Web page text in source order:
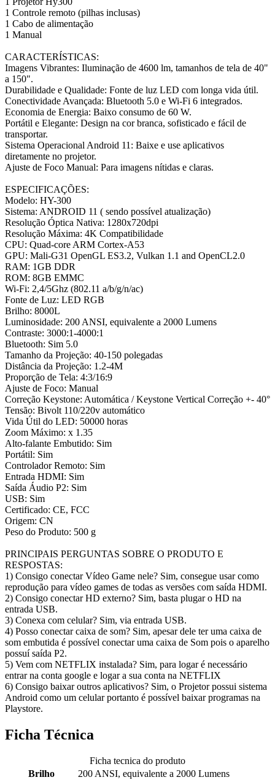
1 Controle remoto (pilhas inclusas)
1 Cabo de alimentação
1 Manual
CARACTERÍSTICAS:
Imagens Vibrantes: Iluminação de 4600 lm, tamanhos de tela de 40"
a 150".
Durabilidade e Qualidade: Fonte de luz LED com longa vida útil.
Conectividade Avançada: Bluetooth 5.0 e Wi-Fi 6 integrados.
Economia de Energia: Baixo consumo de 60 W.
Portátil e Elegante: Design na cor branca, sofisticado e fácil de
transportar.
Sistema Operacional Android 11: Baixe e use aplicativos
diretamente no projetor.
Ajuste de Foco Manual: Para imagens nítidas e claras.
ESPECIFICAÇÕES:
Modelo: HY-300
Sistema: ANDROID 11 ( sendo possível atualização)
Resolução Óptica Nativa: 1280x720dpi
Resolução Máxima: 4K Compatibilidade
CPU: Quad-core ARM Cortex-A53
GPU: Mali-G31 OpenGL ES3.2, Vulkan 1.1 and OpenCL2.0
RAM: 1GB DDR
ROM: 8GB EMMC
Wi-Fi: 2,4/5Ghz (802.11 a/b/g/n/ac)
Fonte de Luz: LED RGB
Brilho: 8000L
Luminosidade: 200 ANSI, equivalente a 2000 Lumens
Contraste: 3000:1-4000:1
Bluetooth: Sim 5.0
Tamanho da Projeção: 40-150 polegadas
Distância da Projeção: 1.2-4M
Proporção de Tela: 4:3/16:9
Ajuste de Foco: Manual
Correção Keystone: Automática / Keystone Vertical Correção +- 40°
Tensão: Bivolt 110/220v automático
Vida Útil do LED: 50000 horas
Zoom Máximo: x 1.35
Alto-falante Embutido: Sim
Portátil: Sim
Controlador Remoto: Sim
Entrada HDMI: Sim
Saída Áudio P2: Sim
USB: Sim
Certificado: CE, FCC
Origem: CN
Peso do Produto: 500 g
PRINCIPAIS PERGUNTAS SOBRE O PRODUTO E
RESPOSTAS:
1) Consigo conectar Vídeo Game nele? Sim, consegue usar como
reprodução para vídeo games de todas as versões com saída HDMI.
2) Consigo conectar HD externo? Sim, basta plugar o HD na
entrada USB.
3) Conexa com celular? Sim, via entrada USB.
4) Posso conectar caixa de som? Sim, apesar dele ter uma caixa de
som embutida é possível conectar uma caixa de Som pois o aparelho
possuí saída P2.
5) Vem com NETFLIX instalada? Sim, para logar é necessário
entrar na conta google e logar a sua conta na NETFLIX
6) Consigo baixar outros aplicativos? Sim, o Projetor possui sistema
Android como um celular portanto é possível baixar programas na
Playstore.
Ficha Técnica
Ficha tecnica do produto
Brilho
200 ANSI, equivalente a 2000 Lumens